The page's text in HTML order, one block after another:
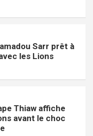
Sarr prêt à
les Lions
Thiaw affiche
avant le choc